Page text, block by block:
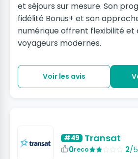
et séjours sur mesure. Son
fidélité Bonus+ et son
numérique offrent flexibilité et
voyageurs modernes.
Voir les avis
#49 Transat
0reco 2/5